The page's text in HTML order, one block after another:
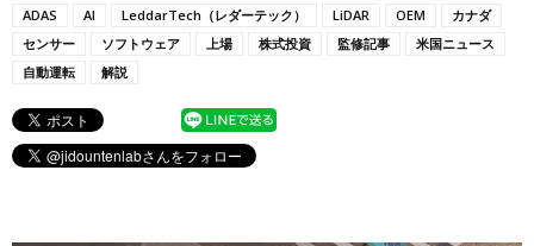
ADAS AI LeddarTech（レダーテック） LiDAR OEM
カナダ
センサー
ソフトウェア 上場 株式投資 監修記事
米国ニュース
自動運転
解説